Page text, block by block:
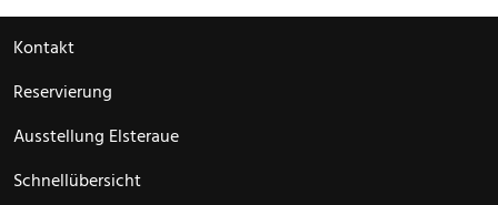
Kontakt
Reservierung
Ausstellung Elsteraue
Schnellübersicht